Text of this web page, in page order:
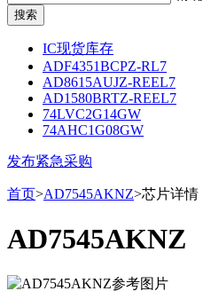
IC现货库存
ADF4351BCPZ-RL7
AD8615AUJZ-REEL7
AD1580BRTZ-REEL7
74LVC2G14GW
74AHC1G08GW
发布紧急采购
首页>AD7545AKNZ>芯片详情
AD7545AKNZ